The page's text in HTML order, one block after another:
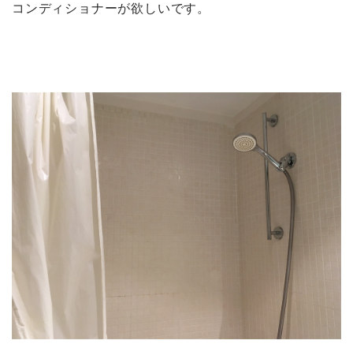
コンディショナーが欲しいです。